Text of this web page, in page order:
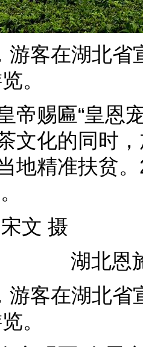
在湖北省
。
赐匾“皇恩宠
文化的同时
地精准扶贫
文 摄
在湖北省
。